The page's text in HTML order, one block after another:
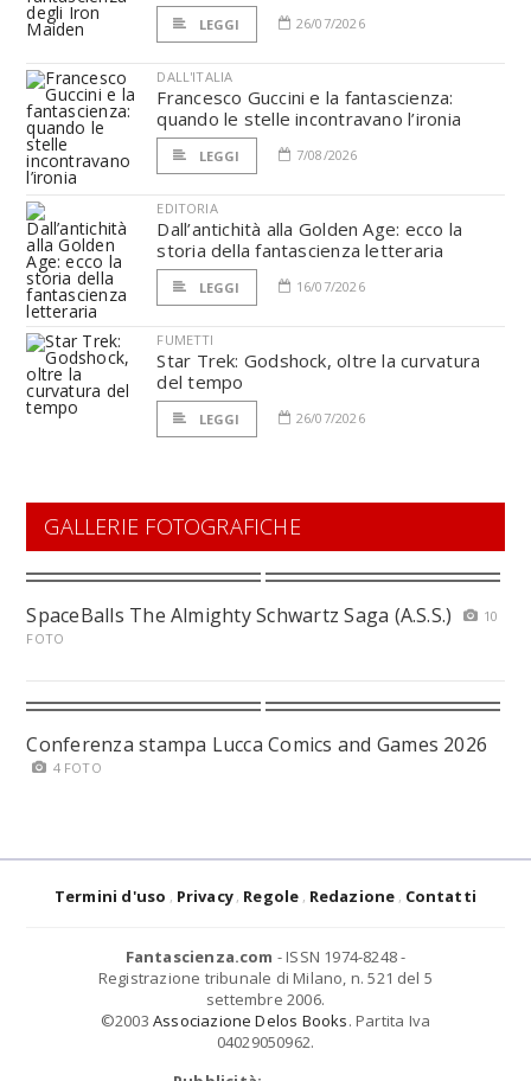
LEGGI 26/07/2026
DALL'ITALIA
Francesco Guccini e la fantascienza:
quando le stelle incontravano l’ironia
LEGGI 7/08/2026
EDITORIA
Dall’antichità alla Golden Age: ecco la
storia della fantascienza letteraria
LEGGI 16/07/2026
FUMETTI
Star Trek: Godshock, oltre la curvatura
del tempo
LEGGI 26/07/2026
GALLERIE FOTOGRAFICHE
SpaceBalls The Almighty Schwartz Saga (A.S.S.)
10
FOTO
Conferenza stampa Lucca Comics and Games 2026
4 FOTO
Termini d'uso Privacy Regole Redazione Contatti
Fantascienza.com - ISSN 1974-8248 -
Registrazione tribunale di Milano, n. 521 del 5
settembre 2006.
©2003 Associazione Delos Books. Partita Iva
04029050962.